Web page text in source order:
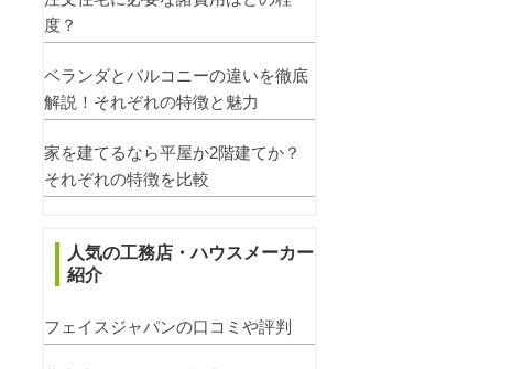
度？
ベランダとバルコニーの違いを徹底
解説！それぞれの特徴と魅力
家を建てるなら平屋か2階建てか？
それぞれの特徴を比較
人気の工務店・ハウスメーカー
紹介
フェイスジャパンの口コミや評判